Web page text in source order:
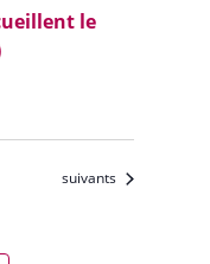
le
Évènements
suivants